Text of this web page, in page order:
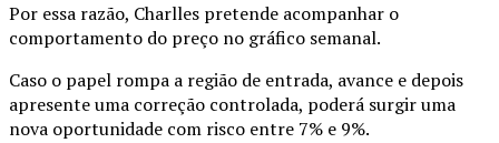
Por essa razão, Charlles pretende acompanhar o
comportamento do preço no gráfico semanal.
Caso o papel rompa a região de entrada, avance e depois
apresente uma correção controlada, poderá surgir uma
nova oportunidade com risco entre 7% e 9%.